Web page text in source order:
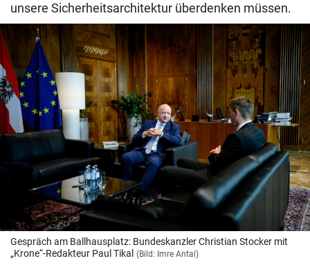
unsere Sicherheitsarchitektur überdenken müssen.
Gespräch am Ballhausplatz: Bundeskanzler Christian Stocker mit
„Krone“-Redakteur Paul Tikal (Bild: Imre Antal)